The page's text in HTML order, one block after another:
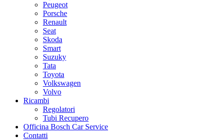
Peugeot
Porsche
Renault
Seat
Skoda
Smart
Suzuky
Tata
Toyota
Volkswagen
Volvo
Ricambi
Regolatori
Tubi Recupero
Officina Bosch Car Service
Contatti